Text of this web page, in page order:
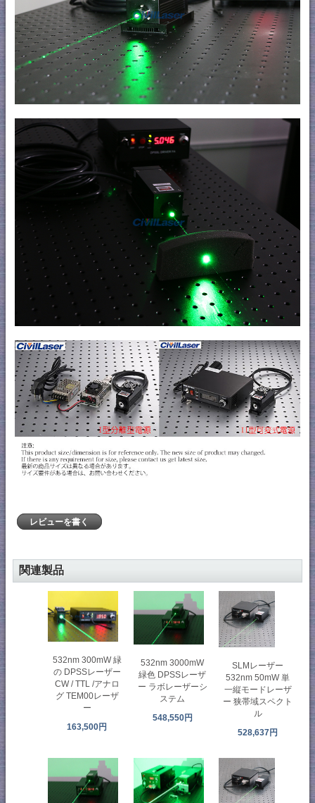
レビューを書く
関連製品
532nm 300mW 緑
の DPSSレーザー
CW / TTL /アナロ
グ TEM00レーザ
ー
163,500円
532nm 3000mW
緑色 DPSSレーザ
ー ラボレーザーシ
ステム
548,550円
SLMレーザー
532nm 50mW 単
一縦モードレーザ
ー 狭帯域スペクト
ル
528,637円